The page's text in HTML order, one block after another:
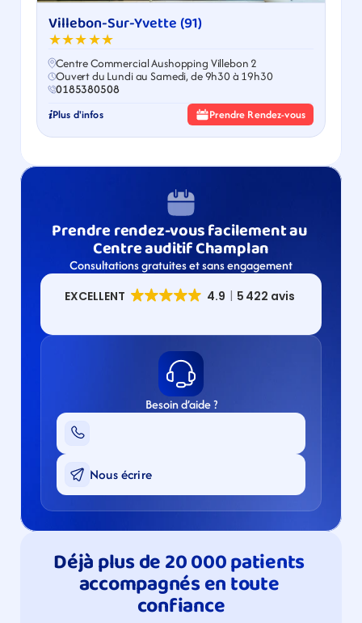
Villebon-Sur-Yvette (91)
★★★★★
Centre Commercial Aushopping Villebon 2
Ouvert du Lundi au Samedi, de 9h30 à 19h30
0185380508
Plus d'infos Prendre Rendez-vous
Prendre rendez-vous facilement au
Centre auditif Champlan
Consultations gratuites et sans engagement
Besoin d’aide ?
Nous écrire
Déjà plus de 20 000 patients
accompagnés en toute
confiance